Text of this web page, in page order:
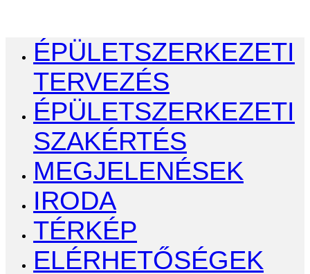
ÉPÜLETSZERKEZETI
TERVEZÉS
ÉPÜLETSZERKEZETI
SZAKÉRTÉS
MEGJELENÉSEK
IRODA
TÉRKÉP
ELÉRHETŐSÉGEK